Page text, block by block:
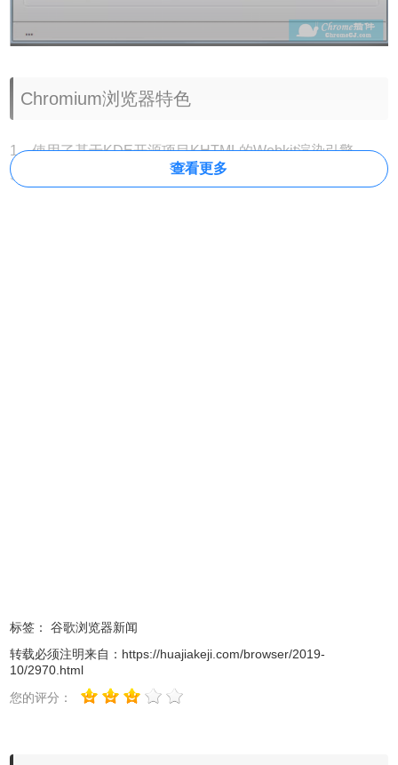
Chromium浏览器特色
1、使用了基于KDE开源项目KHTML的Webkit渲染引擎、
Safari的部份源代码与Firefox的成果
浏览器插件。
4、Chromium浏览器能通过一个批处理文件“清除所有个人信
5、Loader使用C语言编写。尽量减少垃圾文件产生以及资源
查看更多
标签：
谷歌浏览器新闻
转载必须注明来自： https://huajiakeji.com/browser/2019-
10/2970.html
您的评分：